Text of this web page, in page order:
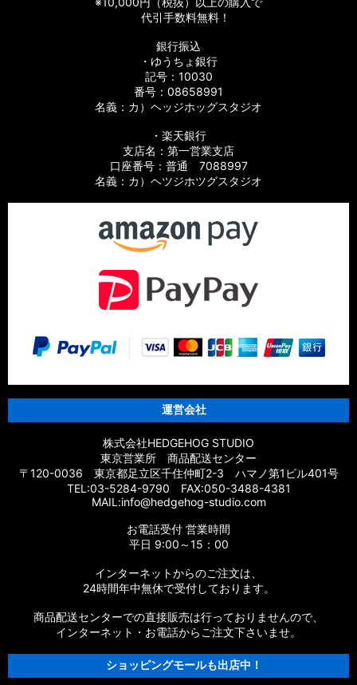
代引手数料無料！
銀行振込
・ゆうちょ銀行
記号：10030
番号：08658991
名義：カ）ヘッジホッグスタジオ
・楽天銀行
支店名：第一営業支店
口座番号：普通 7088997
名義：カ）ヘツジホツグスタジオ
運営会社
株式会社HEDGEHOG STUDIO
東京営業所 商品配送センター
〒120-0036 東京都足立区千住仲町2-3 ハマノ第1ビル401号
TEL:03-5284-9790 FAX:050-3488-4381
MAIL:info@hedgehog-studio.com
お電話受付 営業時間
平日 9:00～15：00
インターネットからのご注文は、
24時間年中無休で受付しております。
商品配送センターでの直接販売は行っておりませんので、
インターネット・お電話からご注文下さいませ。
ショッピングモールも出店中！